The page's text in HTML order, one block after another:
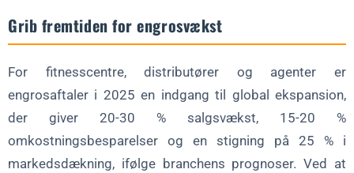
Grib fremtiden for engrosvækst
For fitnesscentre, distributører og agenter er
engrosaftaler i 2025 en indgang til global ekspansion,
der giver 20-30 % salgsvækst, 15-20 %
omkostningsbesparelser og en stigning på 25 % i
markedsdækning, ifølge branchens prognoser. Ved at